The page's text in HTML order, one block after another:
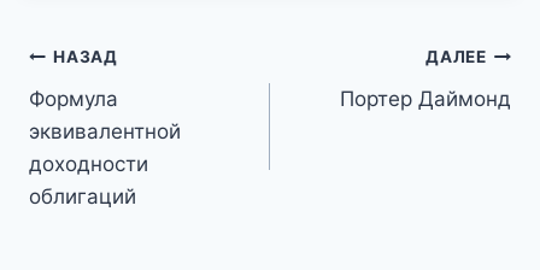
Навигация
по
записям
НАЗАД
Формула
эквивалентной
доходности
облигаций
ДАЛЕЕ
Портер Даймонд